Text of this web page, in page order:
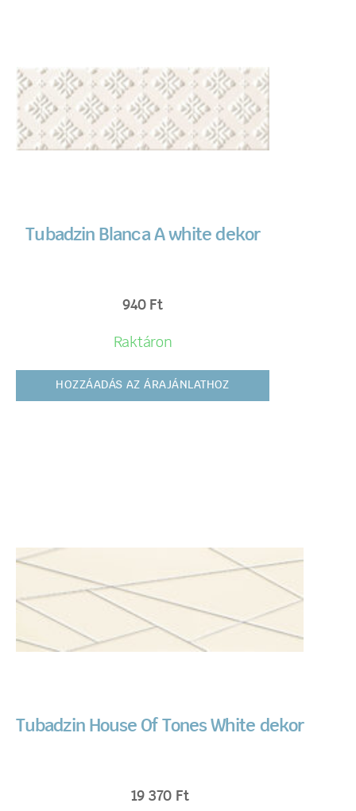
Tubadzin Blanca A white dekor
940 Ft
Raktáron
HOZZÁADÁS AZ ÁRAJÁNLATHOZ
Tubadzin House Of Tones White dekor
19 370 Ft